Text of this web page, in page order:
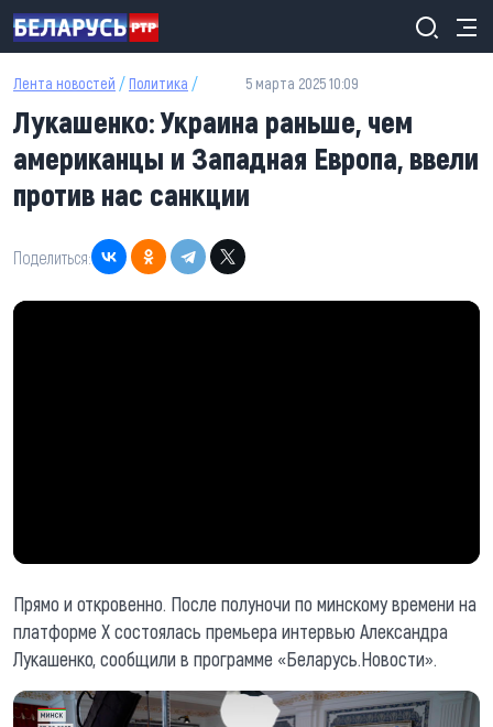
Перейти к основному содержанию
Лента новостей / Политика / 5 марта 2025 10:09
Лукашенко: Украина раньше, чем
американцы и Западная Европа, ввели
против нас санкции
Поделиться:
Прямо и откровенно. После полуночи по минскому времени на
платформе Х состоялась премьера интервью Александра
Лукашенко, сообщили в программе «Беларусь.Новости».